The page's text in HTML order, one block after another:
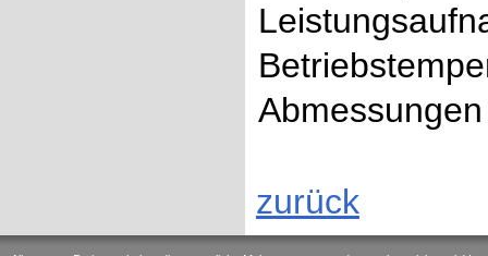
zurück